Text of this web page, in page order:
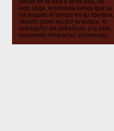
volver de la letra a tanta vida, ha
sido larga, redoblada herida que se
ha tragado el tiempo en su abertura.
Abierto como res por la lectura, le
entreguÃ© las entraÃ±as, y la vida,
queriendo rehacerlas, conmovida,